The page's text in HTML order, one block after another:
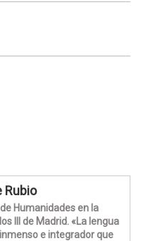
Rubio
Humanidades en la
III de Madrid. «La lengua
e integrador que